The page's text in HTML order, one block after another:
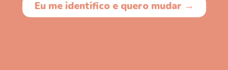
Eu me identifico e quero mudar →